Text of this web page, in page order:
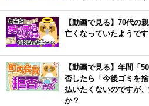
【動画で見る】70代の
亡くなっていたようで
【動画で見る】年間「
否したら「今後ゴミを
払いたくないのですが
か？